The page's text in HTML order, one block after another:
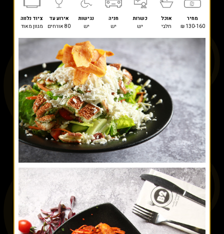
מחיר אוכל כשרות חניה נגישות אירוע עד
ציוד נלווה
130-160 ₪
חלבי יש יש יש 80 אורחים מגוון מאוד